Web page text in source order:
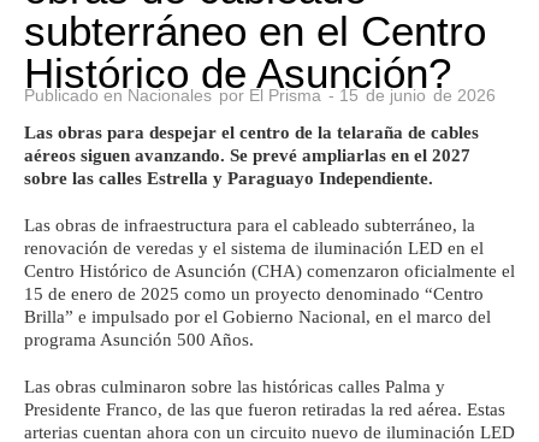
subterráneo en el Centro
Histórico de Asunción?
Publicado en Nacionales por El Prisma - 15 de junio de 2026
Las obras para despejar el centro de la telaraña de cables
aéreos siguen avanzando. Se prevé ampliarlas en el 2027
sobre las calles Estrella y Paraguayo Independiente.
Las obras de infraestructura para el cableado subterráneo, la
renovación de veredas y el sistema de iluminación LED en el
Centro Histórico de Asunción (CHA) comenzaron oficialmente el
15 de enero de 2025 como un proyecto denominado “Centro
Brilla” e impulsado por el Gobierno Nacional, en el marco del
programa Asunción 500 Años.
Las obras culminaron sobre las históricas calles Palma y
Presidente Franco, de las que fueron retiradas la red aérea. Estas
arterias cuentan ahora con un circuito nuevo de iluminación LED